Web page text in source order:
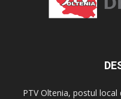
PTV Oltenia, postul